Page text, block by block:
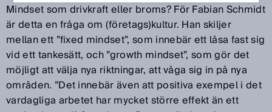
Mindset som drivkraft eller broms? För Fabian Schmidt
är detta en fråga om (företags)kultur. Han skiljer
mellan ett ”fixed mindset”, som innebär ett låsa fast sig
vid ett tankesätt, och ”growth mindset”, som gör det
möjligt att välja nya riktningar, att våga sig in på nya
områden. ”Det innebär även att positiva exempel i det
vardagliga arbetet har mycket större effekt än ett